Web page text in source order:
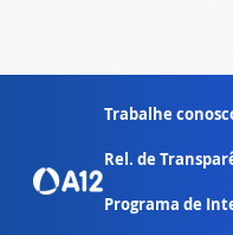
Trabalhe
Rel. de
Programa de